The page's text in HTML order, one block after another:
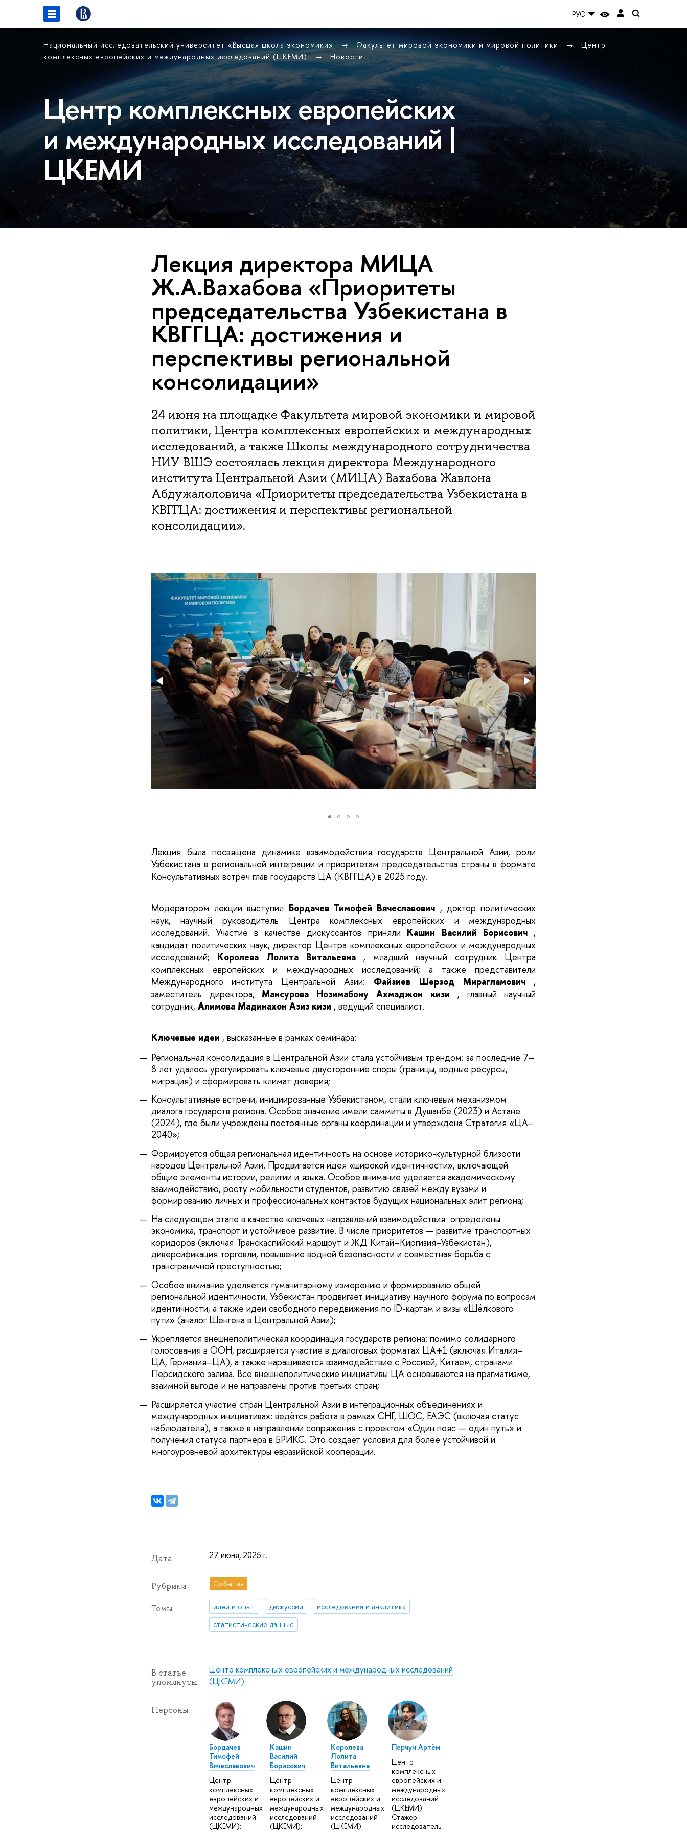
РУС
Национальный исследовательский университет «Высшая школа экономики» Факультет мировой экономики и мировой политики
Центр
комплексных европейских и международных исследований (ЦКЕМИ)
Новости
Центр комплексных европейских
и международных исследований |
ЦКЕМИ
Лекция директора МИЦА
Ж.А.Вахабова «Приоритеты
председательства Узбекистана в
КВГГЦА: достижения и
перспективы региональной
консолидации»
24 июня на площадке Факультета мировой экономики и мировой
политики, Центра комплексных европейских и международных
исследований, а также Школы международного сотрудничества
НИУ ВШЭ состоялась лекция директора Международного
института Центральной Азии (МИЦА) Вахабова Жавлона
Абдужалоловича «Приоритеты председательства Узбекистана в
КВГГЦА: достижения и перспективы региональной
консолидации».
Лекция была посвящена динамике взаимодействия государств Центральной Азии, роли
Узбекистана в региональной интеграции и приоритетам председательства страны в формате
Консультативных встреч глав государств ЦА (КВГГЦА) в 2025 году.
Модератором лекции выступил Бордачев Тимофей Вячеславович , доктор политических
наук, научный руководитель Центра комплексных европейских и международных
исследований. Участие в качестве дискуссантов приняли Кашин Василий Борисович ,
кандидат политических наук, директор Центра комплексных европейских и международных
исследований;
Королева Лолита Витальевна
, младший научный сотрудник Центра
комплексных европейских и международных исследований; а также представители
Международного института Центральной Азии:
Файзиев Шерзод Мирагламович
,
заместитель директора,
Мансурова Нозимабону Ахмаджон кизи
, главный научный
сотрудник, Алимова Мадинахон Азиз кизи , ведущий специалист.
Ключевые идеи , высказанные в рамках семинара:
Региональная консолидация в Центральной Азии стала устойчивым трендом: за последние 7–
8 лет удалось урегулировать ключевые двусторонние споры (границы, водные ресурсы,
миграция) и сформировать климат доверия;
Консультативные встречи, инициированные Узбекистаном, стали ключевым механизмом
диалога государств региона. Особое значение имели саммиты в Душанбе (2023) и Астане
(2024), где были учреждены постоянные органы координации и утверждена Стратегия «ЦА–
2040»;
Формируется общая региональная идентичность на основе историко-культурной близости
народов Центральной Азии. Продвигается идея «широкой идентичности», включающей
общие элементы истории, религии и языка. Особое внимание уделяется академическому
взаимодействию, росту мобильности студентов, развитию связей между вузами и
формированию личных и профессиональных контактов будущих национальных элит региона;
На следующем этапе в качестве ключевых направлений взаимодействия определены
экономика, транспорт и устойчивое развитие. В числе приоритетов — развитие транспортных
коридоров (включая Транскаспийский маршрут и ЖД Китай–Киргизия–Узбекистан),
диверсификация торговли, повышение водной безопасности и совместная борьба с
трансграничной преступностью;
Особое внимание уделяется гуманитарному измерению и формированию общей
региональной идентичности. Узбекистан продвигает инициативу научного форума по вопросам
идентичности, а также идеи свободного передвижения по ID-картам и визы «Шёлкового
пути» (аналог Шенгена в Центральной Азии);
Укрепляется внешнеполитическая координация государств региона: помимо солидарного
голосования в ООН, расширяется участие в диалоговых форматах ЦА+1 (включая Италия–
ЦА, Германия–ЦА), а также наращивается взаимодействие с Россией, Китаем, странами
Персидского залива. Все внешнеполитические инициативы ЦА основываются на прагматизме,
взаимной выгоде и не направлены против третьих стран;
Расширяется участие стран Центральной Азии в интеграционных объединениях и
международных инициативах: ведётся работа в рамках СНГ, ШОС, ЕАЭС (включая статус
наблюдателя), а также в направлении сопряжения с проектом «Один пояс — один путь» и
получения статуса партнёра в БРИКС. Это создаёт условия для более устойчивой и
многоуровневой архитектуры евразийской кооперации.
Дата 27 июня, 2025 г.
Рубрики События
Темы идеи и опыт дискуссии
исследования и аналитика
статистические данные
В статье
упомянуты
Центр комплексных европейских и международных исследований
(ЦКЕМИ)
Персоны
Бордачев
Тимофей
Вячеславович
Центр
комплексных
европейских и
международных
исследований
(ЦКЕМИ):
Кашин
Василий
Борисович
Центр
комплексных
европейских и
международных
исследований
(ЦКЕМИ):
Королева
Лолита
Витальевна
Центр
комплексных
европейских и
международных
исследований
(ЦКЕМИ):
Перчун Артём
Центр
комплексных
европейских и
международных
исследований
(ЦКЕМИ):
Стажер-
исследователь